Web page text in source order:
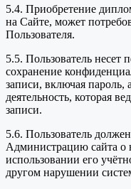
5.4. Приобретение
на Сайте, может
Пользователя.
5.5. Пользователь несет
сохранение
записи, включая пароль,
деятельность, которая
записи.
5.6. Пользователь
Администрацию сайта о
использовании его
другом нарушении